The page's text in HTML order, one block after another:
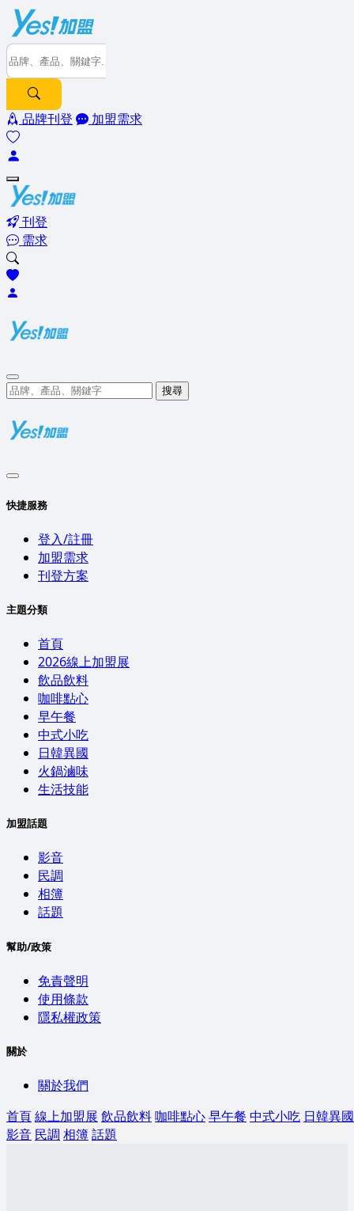
品牌刊登 加盟需求
刊登
需求
搜尋
快捷服務
登入/註冊
加盟需求
刊登方案
主題分類
首頁
2026線上加盟展
飲品飲料
咖啡點心
早午餐
中式小吃
日韓異國
火鍋滷味
生活技能
加盟話題
影音
民調
相簿
話題
幫助/政策
免責聲明
使用條款
隱私權政策
關於
關於我們
首頁線上加盟展 飲品飲料咖啡點心早午餐 中式小吃 日韓異國
影音 民調 相簿話題